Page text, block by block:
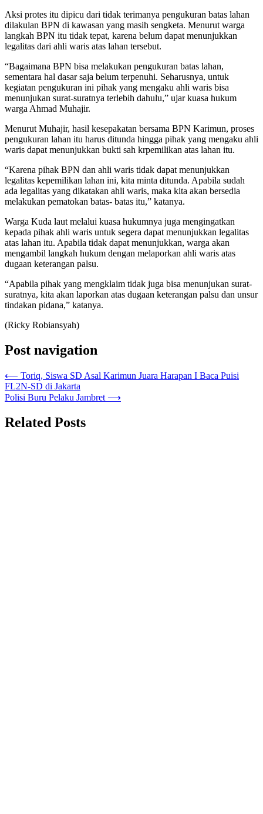
Aksi protes itu dipicu dari tidak terimanya pengukuran batas lahan
dilakulan BPN di kawasan yang masih sengketa. Menurut warga
langkah BPN itu tidak tepat, karena belum dapat menunjukkan
legalitas dari ahli waris atas lahan tersebut.
“Bagaimana BPN bisa melakukan pengukuran batas lahan,
sementara hal dasar saja belum terpenuhi. Seharusnya, untuk
kegiatan pengukuran ini pihak yang mengaku ahli waris bisa
menunjukan surat-suratnya terlebih dahulu,” ujar kuasa hukum
warga Ahmad Muhajir.
Menurut Muhajir, hasil kesepakatan bersama BPN Karimun, proses
pengukuran lahan itu harus ditunda hingga pihak yang mengaku ahli
waris dapat menunjukkan bukti sah krpemilikan atas lahan itu.
“Karena pihak BPN dan ahli waris tidak dapat menunjukkan
legalitas kepemilikan lahan ini, kita minta ditunda. Apabila sudah
ada legalitas yang dikatakan ahli waris, maka kita akan bersedia
melakukan pematokan batas- batas itu,” katanya.
Warga Kuda laut melalui kuasa hukumnya juga mengingatkan
kepada pihak ahli waris untuk segera dapat menunjukkan legalitas
atas lahan itu. Apabila tidak dapat menunjukkan, warga akan
mengambil langkah hukum dengan melaporkan ahli waris atas
dugaan keterangan palsu.
“Apabila pihak yang mengklaim tidak juga bisa menunjukan surat-
suratnya, kita akan laporkan atas dugaan keterangan palsu dan unsur
tindakan pidana,” katanya.
(Ricky Robiansyah)
Post navigation
⟵ Toriq, Siswa SD Asal Karimun Juara Harapan I Baca Puisi
FL2N-SD di Jakarta
Polisi Buru Pelaku Jambret ⟶
Related Posts